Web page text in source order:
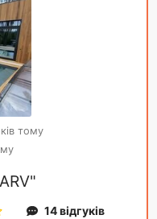
тому
14 відгуків